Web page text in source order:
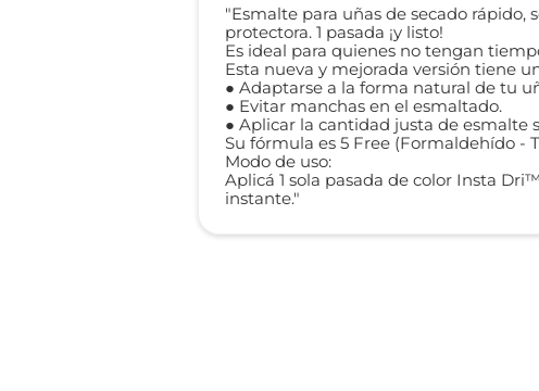
"Esmalte para uñas de secado rápido,
protectora. 1 pasada ¡y listo!
Es ideal para quienes no tengan
Esta nueva y mejorada versión tiene
● Adaptarse a la forma natural de tu
● Evitar manchas en el esmaltado.
● Aplicar la cantidad justa de esmalte
Su fórmula es 5 Free (Formaldehído -
Modo de uso:
Aplicá 1 sola pasada de color Insta
instante."